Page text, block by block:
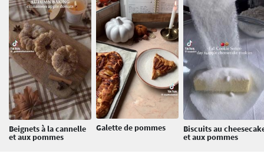
Beignets à la cannelle
et aux pommes
Galette de pommes Biscuits au
et aux pommes